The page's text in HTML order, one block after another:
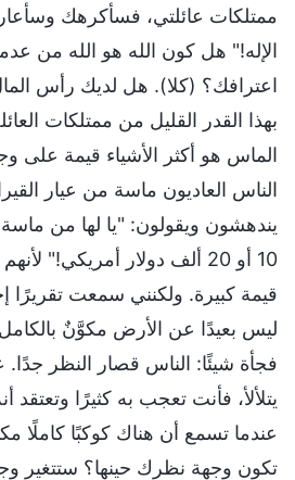
ممتلكات عائلتي، فسأكرهك
الإله!" هل كون الله هو الله من
اعترافك؟ (كلا). هل لديك رأس
بهذا القدر القليل من ممتلكات
الماس هو أكثر الأشياء قيمة على
الناس العاديون ماسة من عيار
يندهشون ويقولون: "يا لها من ماسة
10 أو 20 ألف دولار أمريكي!"
قيمة كبيرة. ولكنني سمعت تقريرًا
ليس بعيدًا عن الأرض مكوَّنٌ
فجأة شيئًا: الناس قصار النظر جدًا.
يتلألأ، فأنت تعجب به كثيرًا
عندما تسمع أن هناك كوكبًا كاملًا
تكون وجهة نظرك حينها؟ ستتغير